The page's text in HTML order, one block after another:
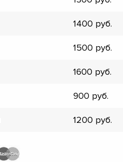
1400
1500
1600
900
1200